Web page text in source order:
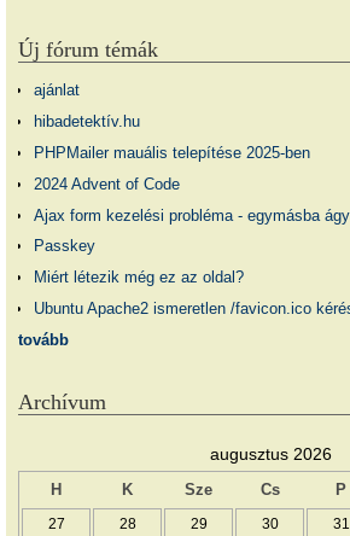
Új fórum témák
ajánlat
hibadetektív.hu
PHPMailer mauális telepítése 2025-ben
2024 Advent of Code
Ajax form kezelési probléma - egymásba
Passkey
Miért létezik még ez az oldal?
Ubuntu Apache2 ismeretlen /favicon.ico
tovább
Archívum
augusztus 2026
H K Sze Cs P
27 28 29 30 31